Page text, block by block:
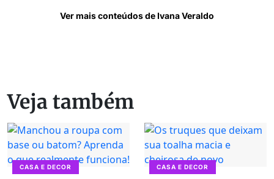
Ver mais conteúdos de Ivana Veraldo
Veja também
CASA E DECOR CASA E DECOR